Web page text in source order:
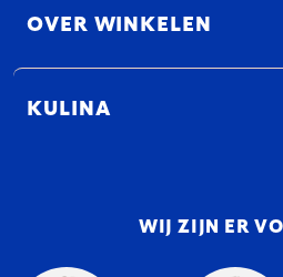
OVER WINKELEN
KULINA
WIJ ZIJN ER